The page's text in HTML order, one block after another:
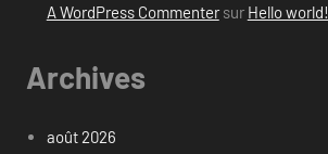
A WordPress Commentersur Hello world!
Archives
août 2026